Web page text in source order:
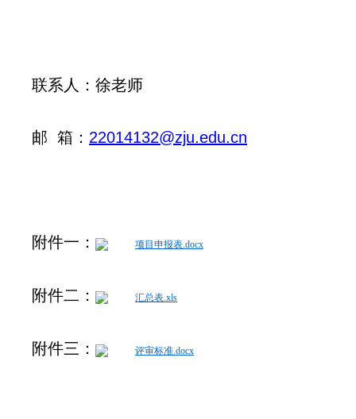
联系人：徐老师
邮 箱： 22014132@zju.edu.cn
附件一： 项目申报表.docx
附件二： 汇总表.xls
附件三： 评审标准.docx